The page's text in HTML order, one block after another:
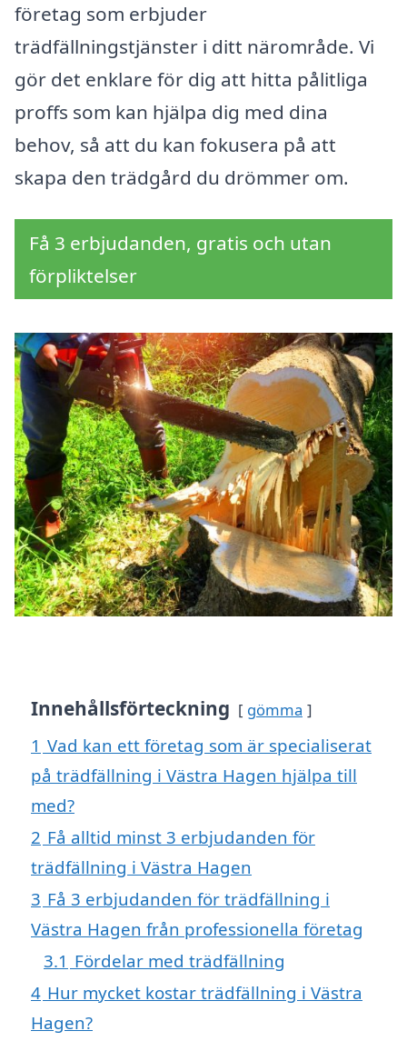
företag som erbjuder
trädfällningstjänster i ditt närområde. Vi
gör det enklare för dig att hitta pålitliga
proffs som kan hjälpa dig med dina
behov, så att du kan fokusera på att
skapa den trädgård du drömmer om.
Få 3 erbjudanden, gratis och utan
förpliktelser
Innehållsförteckning gömma
1 Vad kan ett företag som är specialiserat
på trädfällning i Västra Hagen hjälpa till
med?
2 Få alltid minst 3 erbjudanden för
trädfällning i Västra Hagen
3 Få 3 erbjudanden för trädfällning i
Västra Hagen från professionella företag
3.1 Fördelar med trädfällning
4 Hur mycket kostar trädfällning i Västra
Hagen?